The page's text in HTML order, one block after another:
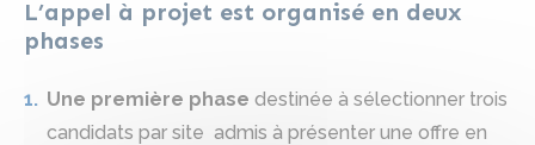
L’appel à projet est organisé en deux
phases
Une première phase destinée à sélectionner trois
candidats par site admis à présenter une offre en